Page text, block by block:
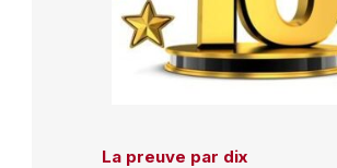
La preuve par dix